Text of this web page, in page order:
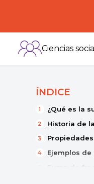
Ciencias
ÍNDICE
¿Qué es la
Historia de
Ejemplos de
Suma de